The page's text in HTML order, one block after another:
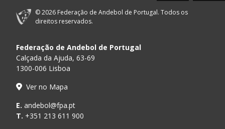
© 2026 Federação de Andebol de Portugal. Todos os
direitos reservados.
Federação de Andebol de Portugal
Calçada da Ajuda, 63-69
1300-006 Lisboa
Ver no Mapa
E. andebol@fpa.pt
T. +351 213 611 900